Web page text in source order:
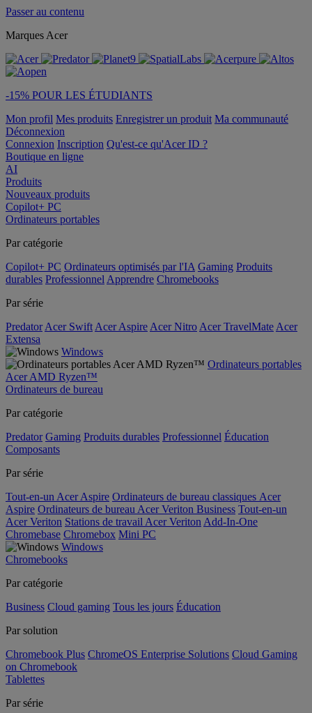
Passer au contenu
Marques Acer
-15% POUR LES ÉTUDIANTS
Mon profil Mes produits Enregistrer un produit Ma communauté
Déconnexion
Connexion Inscription Qu'est-ce qu'Acer ID ?
Boutique en ligne
AI
Produits
Nouveaux produits
Copilot+ PC
Ordinateurs portables
Par catégorie
Copilot+ PC Ordinateurs optimisés par l'IA Gaming Produits
durables Professionnel Apprendre Chromebooks
Par série
Predator Acer Swift Acer Aspire Acer Nitro Acer TravelMate Acer
Extensa
Windows
Ordinateurs portables
Acer AMD Ryzen™
Ordinateurs de bureau
Par catégorie
Predator Gaming Produits durables Professionnel Éducation
Composants
Par série
Tout-en-un Acer Aspire Ordinateurs de bureau classiques Acer
Aspire Ordinateurs de bureau Acer Veriton Business Tout-en-un
Acer Veriton Stations de travail Acer Veriton Add-In-One
Chromebase Chromebox Mini PC
Windows
Chromebooks
Par catégorie
Business Cloud gaming Tous les jours Éducation
Par solution
Chromebook Plus ChromeOS Enterprise Solutions Cloud Gaming
on Chromebook
Tablettes
Par série